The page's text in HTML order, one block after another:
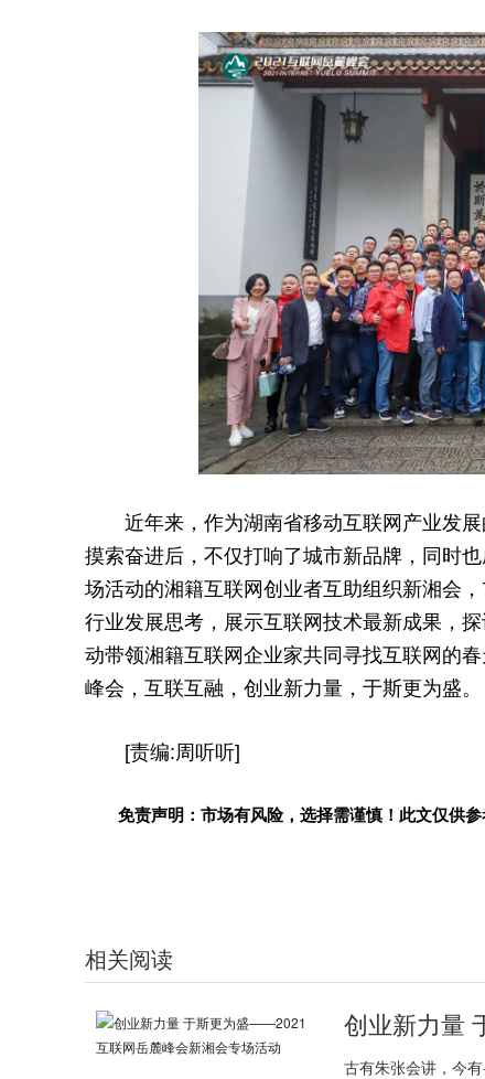
近年来，作为湖南省移动互联网产业发
摸索奋进后，不仅打响了城市新品牌，同时
场活动的湘籍互联网创业者互助组织新湘会
行业发展思考，展示互联网技术最新成果，
动带领湘籍互联网企业家共同寻找互联网的
峰会，互联互融，创业新力量，于斯更为盛。
[责编:周听听]
免责声明：市场有风险，选择需谨慎！此文仅供参
相关阅读
古有朱张会讲，今